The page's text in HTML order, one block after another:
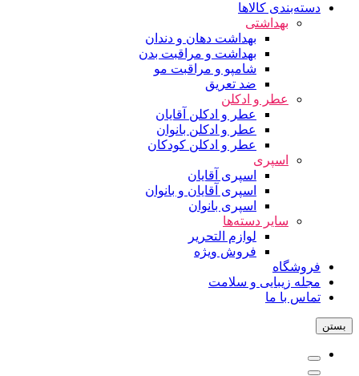
دسته‌بندی کالاها
بهداشتی
بهداشت دهان و دندان
بهداشت و مراقبت بدن
شامپو و مراقبت مو
ضد تعریق
عطر و ادکلن
عطر و ادکلن آقایان
عطر و ادکلن بانوان
عطر و ادکلن کودکان
اسپری
اسپری آقایان
اسپری آقایان و بانوان
اسپری بانوان
سایر دسته‌ها
لوازم التحریر
فروش ویژه
فروشگاه
مجله زیبایی و سلامت
تماس با ما
بستن